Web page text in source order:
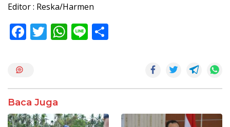
Editor : Reska/Harmen
F
o
o
T W
p
Li
Baca Juga